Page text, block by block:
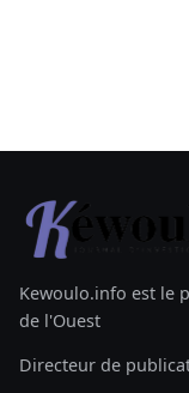
Kewoulo.info est le
de l'Ouest
Directeur de